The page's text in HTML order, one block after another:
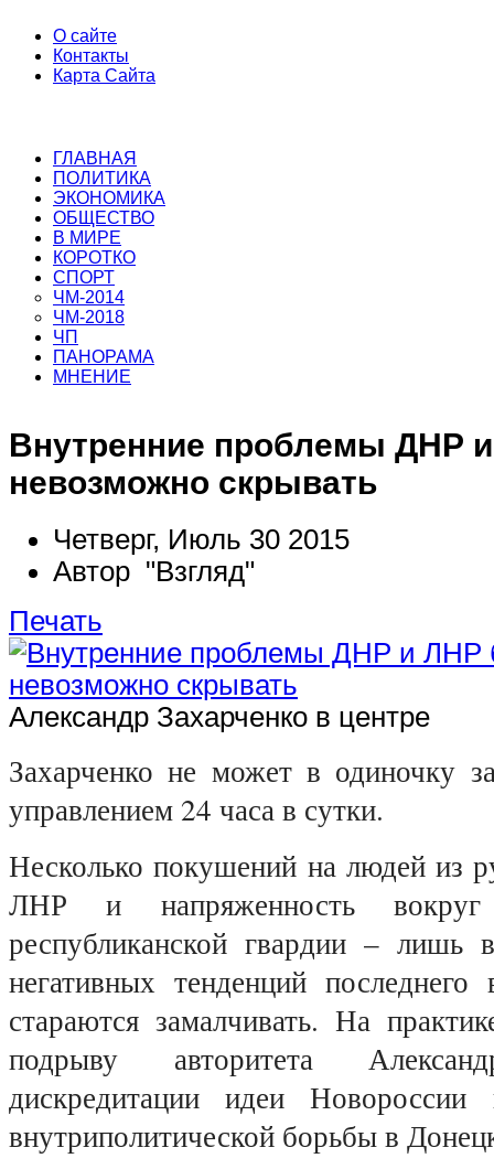
О сайте
Контакты
Карта Сайта
ГЛАВНАЯ
ПОЛИТИКА
ЭКОНОМИКА
ОБЩЕСТВО
В МИРЕ
КОРОТКО
СПОРТ
ЧМ-2014
ЧМ-2018
ЧП
ПАНОРАМА
МНЕНИЕ
Внутренние проблемы ДНР
невозможно скрывать
Четверг, Июль 30 2015
Автор "Взгляд"
Печать
Александр Захарченко в центре
Захарченко не может в одиночку
управлением 24 часа в сутки.
Несколько покушений на людей из
ЛНР и напряженность
республиканской гвардии – лишь
негативных тенденций
стараются замалчивать. На
подрыву авторитета
дискредитации идеи
внутриполитической борьбы в